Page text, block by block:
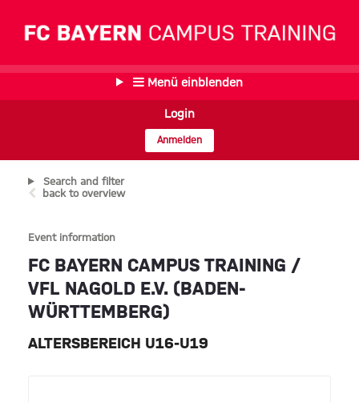
Menü einblenden
Login
Anmelden
Search and filter
back to overview
Event information
FC BAYERN CAMPUS TRAINING /
VFL NAGOLD E.V. (BADEN-
WÜRTTEMBERG)
ALTERSBEREICH U16-U19